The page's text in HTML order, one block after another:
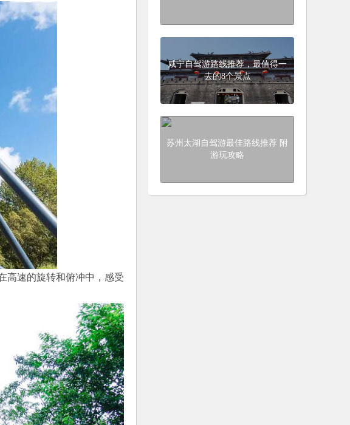
高速的旋转和俯冲中，感受
咸宁自驾游路线推荐，最值得一
去的8个景点
苏州太湖自驾游最佳路线推荐 附
游玩攻略